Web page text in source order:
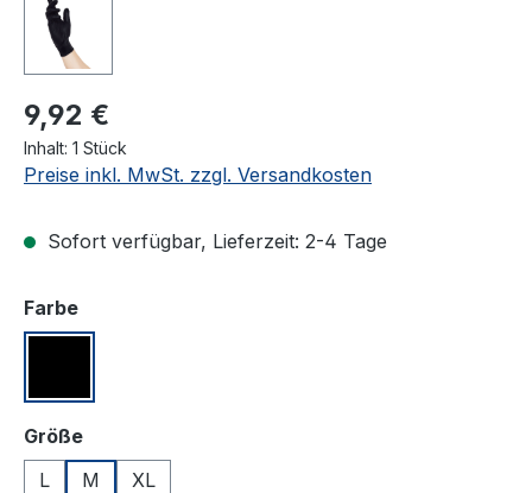
9,92 €
Inhalt: 1 Stück
Preise inkl. MwSt. zzgl. Versandkosten
Sofort verfügbar, Lieferzeit: 2-4 Tage
Farbeauswählen
Größeauswählen
L
M XL